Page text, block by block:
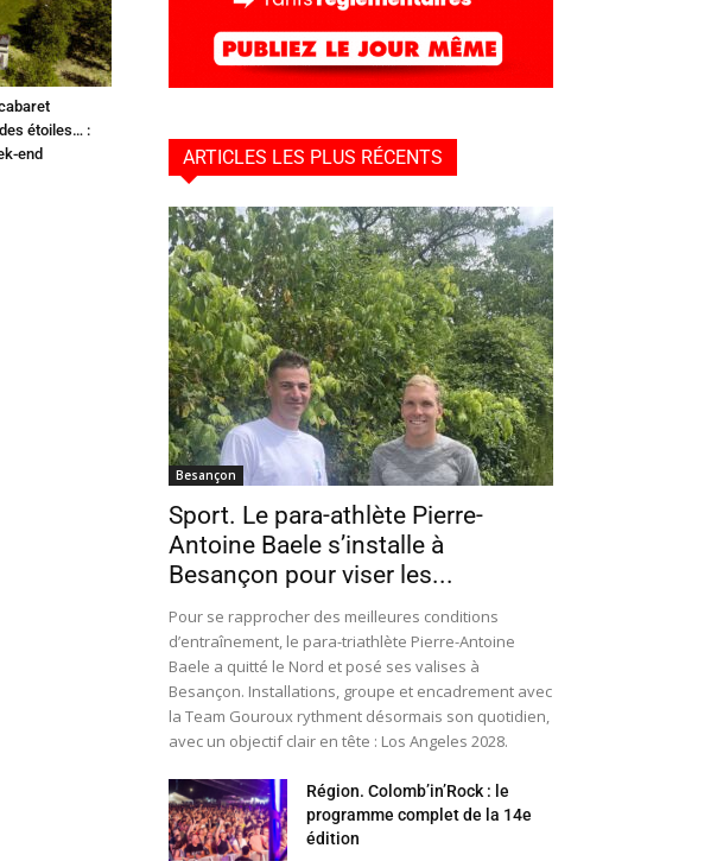
étoiles… :
end
ARTICLES LES PLUS RÉCENTS
Besançon
Sport. Le para-athlète Pierre-
Antoine Baele s’installe à
Besançon pour viser les...
Pour se rapprocher des meilleures conditions
d’entraînement, le para-triathlète Pierre-Antoine
Baele a quitté le Nord et posé ses valises à
Besançon. Installations, groupe et encadrement avec
la Team Gouroux rythment désormais son quotidien,
avec un objectif clair en tête : Los Angeles 2028.
Région. Colomb’in’Rock : le
programme complet de la 14e
édition